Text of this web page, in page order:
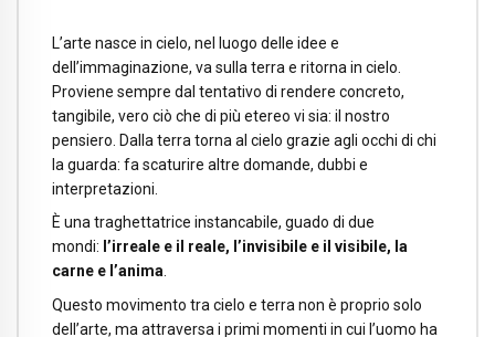
L’arte nasce in cielo, nel luogo delle idee e
dell’immaginazione, va sulla terra e ritorna in cielo.
Proviene sempre dal tentativo di rendere concreto,
tangibile, vero ciò che di più etereo vi sia: il nostro
pensiero. Dalla terra torna al cielo grazie agli occhi di chi
la guarda: fa scaturire altre domande, dubbi e
interpretazioni.
È una traghettatrice instancabile, guado di due
mondi: l’irreale e il reale, l’invisibile e il visibile, la
carne e l’anima.
Questo movimento tra cielo e terra non è proprio solo
dell’arte, ma attraversa i primi momenti in cui l’uomo ha